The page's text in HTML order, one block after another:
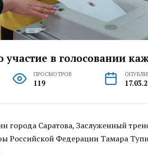
участие в голосовании
ПРОСМОТРОВ
119
города Саратова, Заслуженный
Российской Федерации Тамара